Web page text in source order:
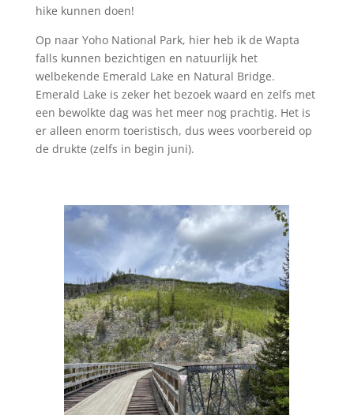
hike kunnen doen!
Op naar Yoho National Park, hier heb ik de Wapta
falls kunnen bezichtigen en natuurlijk het
welbekende Emerald Lake en Natural Bridge.
Emerald Lake is zeker het bezoek waard en zelfs met
een bewolkte dag was het meer nog prachtig. Het is
er alleen enorm toeristisch, dus wees voorbereid op
de drukte (zelfs in begin juni).